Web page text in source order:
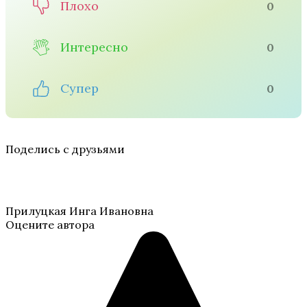
Плохо 0
Интересно 0
Супер 0
Поделись с друзьями
Прилуцкая Инга Ивановна
Оцените автора